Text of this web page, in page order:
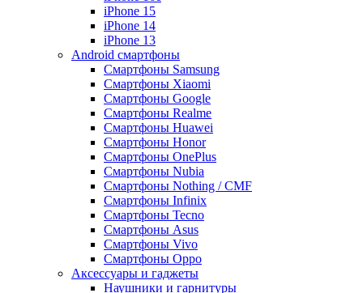
iPhone 15
iPhone 14
iPhone 13
Android cмартфоны
Смартфоны Samsung
Смартфоны Xiaomi
Смартфоны Google
Смартфоны Realme
Смартфоны Huawei
Смартфоны Honor
Смартфоны OnePlus
Смартфоны Nubia
Смартфоны Nothing / CMF
Смартфоны Infinix
Смартфоны Tecno
Смартфоны Asus
Смартфоны Vivo
Смартфоны Oppo
Аксессуары и гаджеты
Наушники и гарнитуры